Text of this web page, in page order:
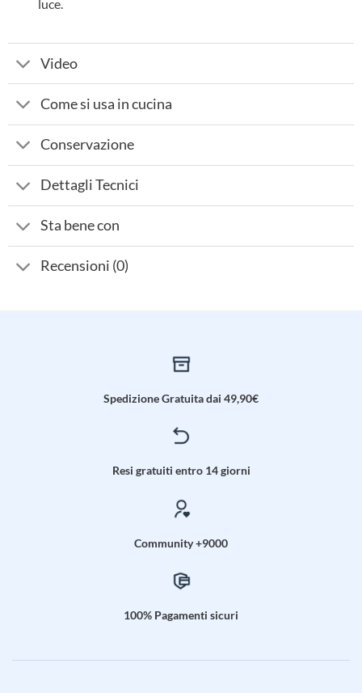
luce.
Video
Come si usa in cucina
Conservazione
Dettagli Tecnici
Sta bene con
Recensioni (0)
Spedizione Gratuita dai 49,90€
Resi gratuiti entro 14 giorni
Community +9000
100% Pagamenti sicuri